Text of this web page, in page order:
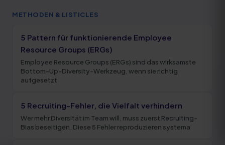
METHODEN & LISTICLES
5 Pattern für funktionierende Employee
Resource Groups (ERGs)
Employee Resource Groups (ERGs) sind das wirksamste
Bottom-Up-Diversity-Werkzeug, wenn sie richtig
aufgesetzt
5 Recruiting-Fehler, die Vielfalt verhindern
Wer mehr Diversität im Team will, muss zuerst Recruiting-
Bias beseitigen. Diese 5 Fehler reproduzieren systema